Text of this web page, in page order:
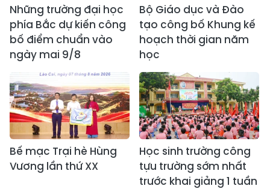
Những trường đại học
phía Bắc dự kiến công
bố điểm chuẩn vào
ngày mai 9/8
Bộ Giáo dục và Đào
tạo công bố Khung kế
hoạch thời gian năm
học
Bế mạc Trại hè Hùng
Vương lần thứ XX
Học sinh trường công
tựu trường sớm nhất
trước khai giảng 1 tuần